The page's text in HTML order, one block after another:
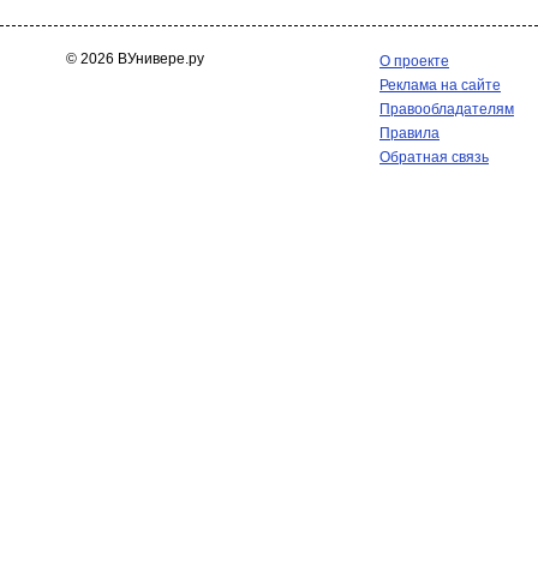
© 2026 ВУнивере.ру
О проекте
Реклама на сайте
Правообладателям
Правила
Обратная связь